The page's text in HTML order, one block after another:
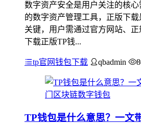
数字资产安全是用户关注的核
的数字资产管理工具，正版下
关键，用户需通过官方网站、
下载正版TP钱...
tp官网钱包下载 qbadmin
TP钱包是什么意思？一文